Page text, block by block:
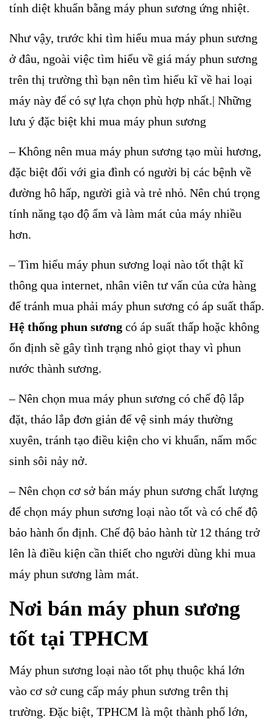
tính diệt khuẩn bằng máy phun sương ứng nhiệt.
Như vậy, trước khi tìm hiểu mua máy phun sương
ở đâu, ngoài việc tìm hiểu về giá máy phun sương
trên thị trường thì bạn nên tìm hiểu kĩ về hai loại
máy này để có sự lựa chọn phù hợp nhất.| Những
lưu ý đặc biệt khi mua máy phun sương
– Không nên mua máy phun sương tạo mùi hương,
đặc biệt đối với gia đình có người bị các bệnh về
đường hô hấp, người già và trẻ nhỏ. Nên chú trọng
tính năng tạo độ ẩm và làm mát của máy nhiều
hơn.
– Tìm hiểu máy phun sương loại nào tốt thật kĩ
thông qua internet, nhân viên tư vấn của cửa hàng
để tránh mua phải máy phun sương có áp suất thấp.
Hệ thống phun sương có áp suất thấp hoặc không
ổn định sẽ gây tình trạng nhỏ giọt thay vì phun
nước thành sương.
– Nên chọn mua máy phun sương có chế độ lắp
đặt, tháo lắp đơn giản để vệ sinh máy thường
xuyên, tránh tạo điều kiện cho vi khuẩn, nấm mốc
sinh sôi nảy nở.
– Nên chọn cơ sở bán máy phun sương chất lượng
để chọn máy phun sương loại nào tốt và có chế độ
bảo hành ổn định. Chế độ bảo hành từ 12 tháng trở
lên là điều kiện cần thiết cho người dùng khi mua
máy phun sương làm mát.
Nơi bán máy phun sương
tốt tại TPHCM
Máy phun sương loại nào tốt phụ thuộc khá lớn
vào cơ sở cung cấp máy phun sương trên thị
trường. Đặc biệt, TPHCM là một thành phố lớn,